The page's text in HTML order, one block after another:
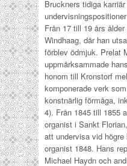
Bruckners tidiga
Från 17 till 19 års
Windhaag, där han
förblev ödmjuk. Prelat
uppmärksammade
honom till Kronstorf
komponerade verk
konstnärlig förmåga,
4). Från 1845 till 1855
organist i Sankt
att undervisa vid
organist 1848. Hans
Michael Haydn och